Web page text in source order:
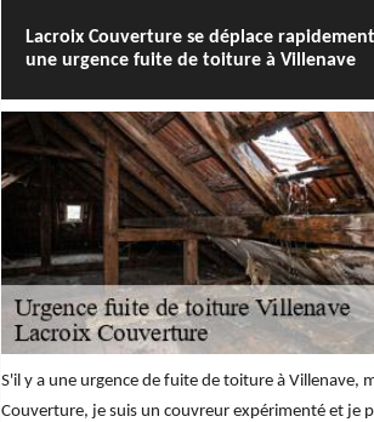
Lacroix Couverture se déplace
une urgence fuite de toiture à Villenave
S'il y a une urgence de fuite de toiture à Villenave,
Couverture, je suis un couvreur expérimenté et je